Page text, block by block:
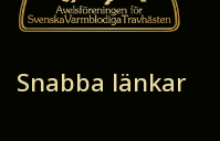
Snabba länkar